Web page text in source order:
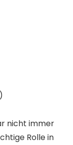
nicht immer
Rolle in